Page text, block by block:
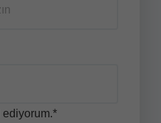
ediyorum.*